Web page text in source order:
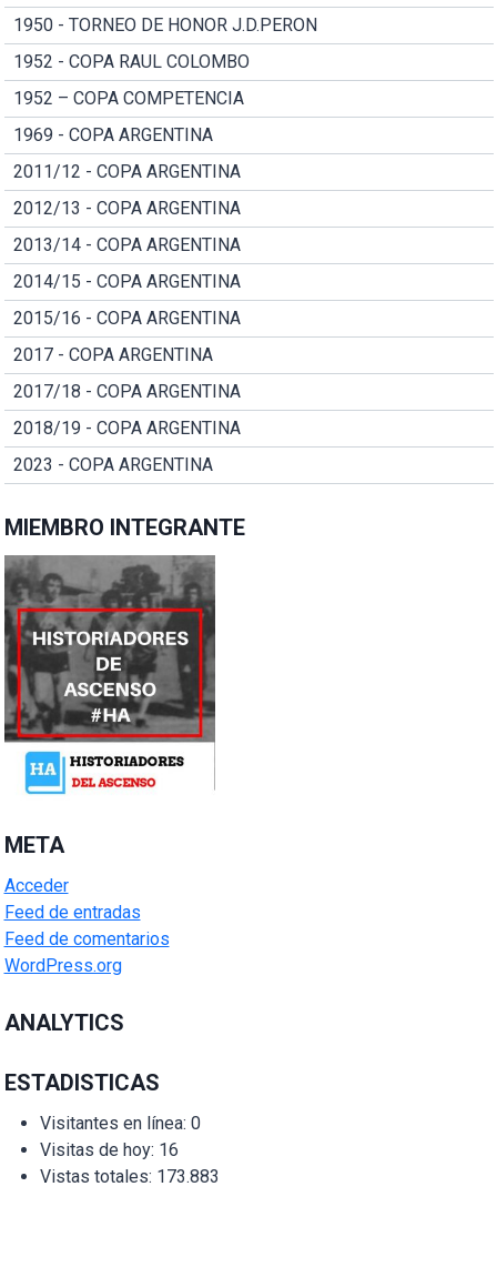
1950 - TORNEO DE HONOR J.D.PERON
1952 - COPA RAUL COLOMBO
1952 – COPA COMPETENCIA
1969 - COPA ARGENTINA
2011/12 - COPA ARGENTINA
2012/13 - COPA ARGENTINA
2013/14 - COPA ARGENTINA
2014/15 - COPA ARGENTINA
2015/16 - COPA ARGENTINA
2017 - COPA ARGENTINA
2017/18 - COPA ARGENTINA
2018/19 - COPA ARGENTINA
2023 - COPA ARGENTINA
MIEMBRO INTEGRANTE
META
Acceder
Feed de entradas
Feed de comentarios
WordPress.org
ANALYTICS
ESTADISTICAS
Visitantes en línea: 0
Visitas de hoy: 16
Vistas totales: 173.883